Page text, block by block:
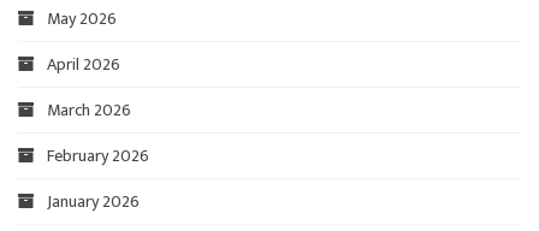
May 2026
April 2026
March 2026
February 2026
January 2026